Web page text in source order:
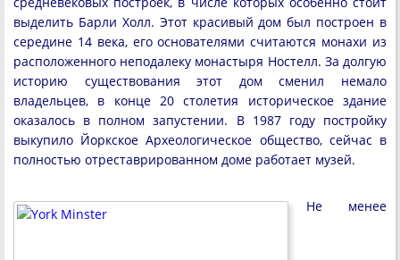
выделить Барли Холл. Этот красивый дом был построен в
середине 14 века, его основателями считаются монахи из
расположенного неподалеку монастыря Ностелл. За долгую
историю существования этот дом сменил немало
владельцев, в конце 20 столетия историческое здание
оказалось в полном запустении. В 1987 году постройку
выкупило Йоркское Археологическое общество, сейчас в
полностью отреставрированном доме работает музей.
Не менее